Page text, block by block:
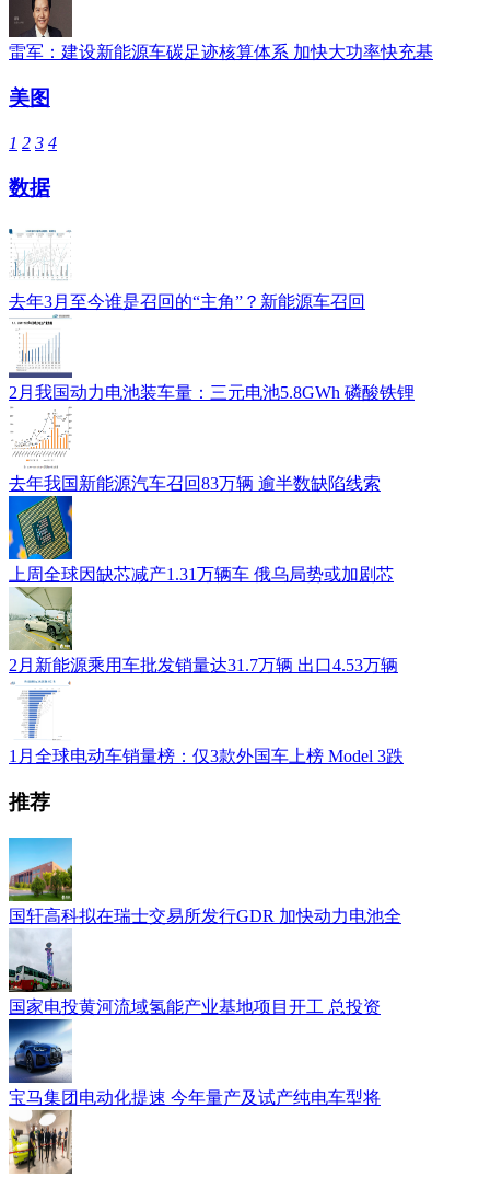
雷军：建设新能源车碳足迹核算体系 加快大功率快充基
美图
1 2 3 4
数据
去年3月至今谁是召回的“主角”？新能源车召回
2月我国动力电池装车量：三元电池5.8GWh 磷酸铁锂
去年我国新能源汽车召回83万辆 逾半数缺陷线索
上周全球因缺芯减产1.31万辆车 俄乌局势或加剧芯
2月新能源乘用车批发销量达31.7万辆 出口4.53万辆
1月全球电动车销量榜：仅3款外国车上榜 Model 3跌
推荐
国轩高科拟在瑞士交易所发行GDR 加快动力电池全
国家电投黄河流域氢能产业基地项目开工 总投资
宝马集团电动化提速 今年量产及试产纯电车型将